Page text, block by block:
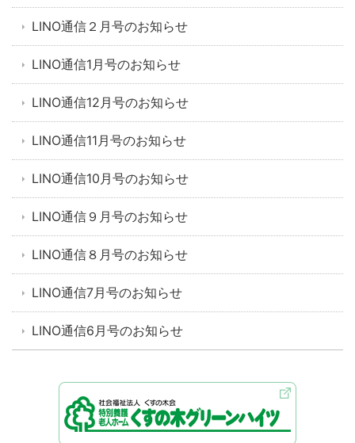
LINO通信２月号のお知らせ
LINO通信1月号のお知らせ
LINO通信12月号のお知らせ
LINO通信11月号のお知らせ
LINO通信10月号のお知らせ
LINO通信９月号のお知らせ
LINO通信８月号のお知らせ
LINO通信7月号のお知らせ
LINO通信6月号のお知らせ